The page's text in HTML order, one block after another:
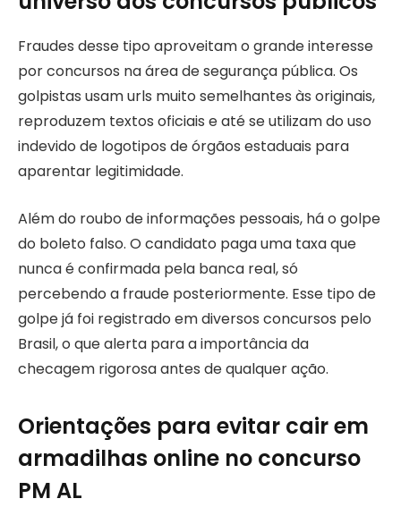
Fraudes desse tipo aproveitam o grande interesse
por concursos na área de segurança pública. Os
golpistas usam urls muito semelhantes às originais,
reproduzem textos oficiais e até se utilizam do uso
indevido de logotipos de órgãos estaduais para
aparentar legitimidade.
Além do roubo de informações pessoais, há o golpe
do boleto falso. O candidato paga uma taxa que
nunca é confirmada pela banca real, só
percebendo a fraude posteriormente. Esse tipo de
golpe já foi registrado em diversos concursos pelo
Brasil, o que alerta para a importância da
checagem rigorosa antes de qualquer ação.
Orientações para evitar cair em
armadilhas online no concurso
PM AL